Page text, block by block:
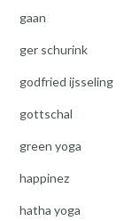
gaan
ger schurink
godfried ijsseling
gottschal
green yoga
happinez
hatha yoga